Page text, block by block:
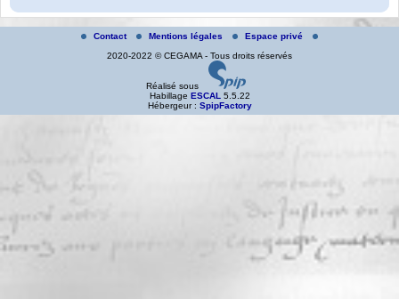
Contact Mentions légales
Espace privé
2020-2022 © CEGAMA - Tous droits réservés
Réalisé sous
Habillage ESCAL5.5.22
Hébergeur : SpipFactory